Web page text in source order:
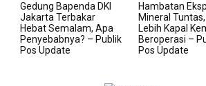
Gedung Bapenda DKI
Jakarta Terbakar
Hebat Semalam, Apa
Penyebabnya? – Publik
Pos Update
Hambatan
Mineral
Lebih Kapal
Beroperasi –
Pos Update